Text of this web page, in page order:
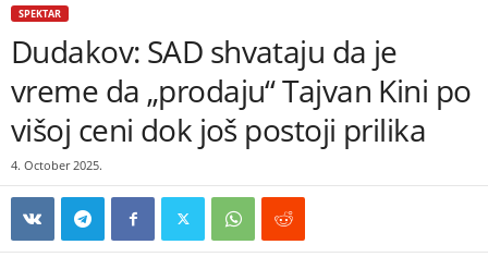
SPEKTAR
Dudakov: SAD shvataju da je
vreme da „prodaju“ Tajvan Kini po
višoj ceni dok još postoji prilika
4. October 2025.